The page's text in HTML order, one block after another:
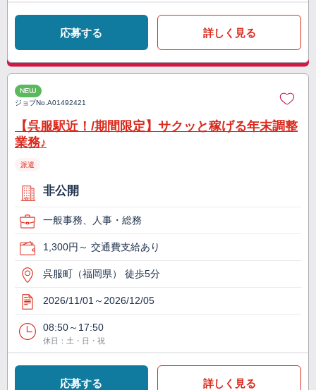
応募する 詳しく見る
NEW
ジョブNo.A01492421
【呉服駅近！/期間限定】サクッと稼げる年末調整
業務♪
派遣
非公開
一般事務、人事・総務
1,300円～ 交通費支給あり
呉服町（福岡県） 徒歩5分
2026/11/01～2026/12/05
08:50～17:50
休日：土・日・祝
応募する 詳しく見る